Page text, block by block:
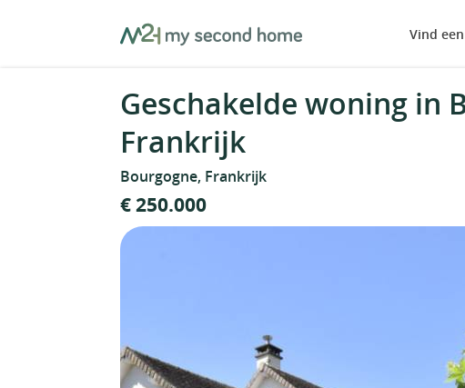
MySecondHome Vind
Geschakelde woning in
Frankrijk
Bourgogne, Frankrijk
€ 250.000